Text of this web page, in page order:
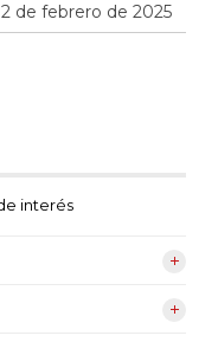
de febrero de 2025
interés